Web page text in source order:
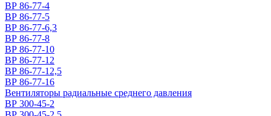
ВР 86-77-4
ВР 86-77-5
ВР 86-77-6,3
ВР 86-77-8
ВР 86-77-10
ВР 86-77-12
ВР 86-77-12,5
ВР 86-77-16
Вентиляторы радиальные среднего давления
ВР 300-45-2